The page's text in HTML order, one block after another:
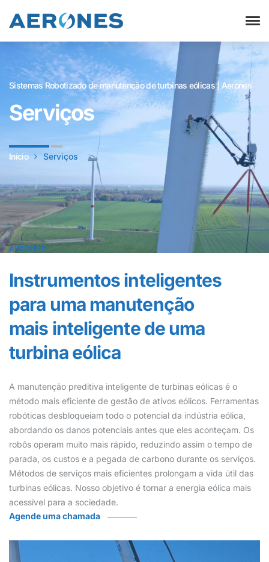
Sistemas Robotizado de manutenção de turbinas eólicas | Aerones
Serviços
Início Serviços
AERONES
Instrumentos inteligentes
para uma manutenção
mais inteligente de uma
turbina eólica
A manutenção preditiva inteligente de turbinas eólicas é o
método mais eficiente de gestão de ativos eólicos. Ferramentas
robóticas desbloqueiam todo o potencial da indústria eólica,
abordando os danos potenciais antes que eles aconteçam. Os
robôs operam muito mais rápido, reduzindo assim o tempo de
parada, os custos e a pegada de carbono durante os serviços.
Métodos de serviços mais eficientes prolongam a vida útil das
turbinas eólicas. Nosso objetivo é tornar a energia eólica mais
acessível para a sociedade.
Agende uma chamada